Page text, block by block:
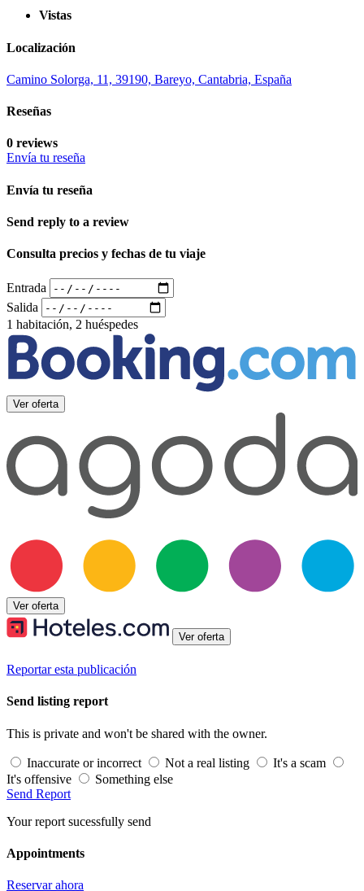
Vistas
Localización
Camino Solorga, 11, 39190, Bareyo, Cantabria, España
Reseñas
0 reviews
Envía tu reseña
Envía tu reseña
Send reply to a review
Consulta precios y fechas de tu viaje
Entrada
Salida
1 habitación, 2 huéspedes
Ver oferta
Ver oferta
Ver oferta
Reportar esta publicación
Send listing report
This is private and won't be shared with the owner.
Inaccurate or incorrect Not a real listing
It's a scam
It's offensive
Something else
Send Report
Your report sucessfully send
Appointments
Reservar ahora